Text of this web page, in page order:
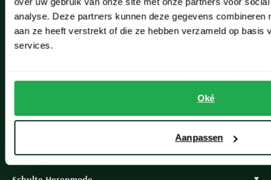
analyse. Deze partners kunnen deze gegevens combineren
aan ze heeft verstrekt of die ze hebben verzameld op basis
services.
Oké
Aanpassen
Heemstede
Hillegom
Leiderdorp
Oegstgeest